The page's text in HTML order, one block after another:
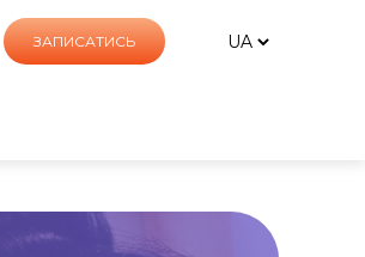
ЗАПИСАТИСЬ